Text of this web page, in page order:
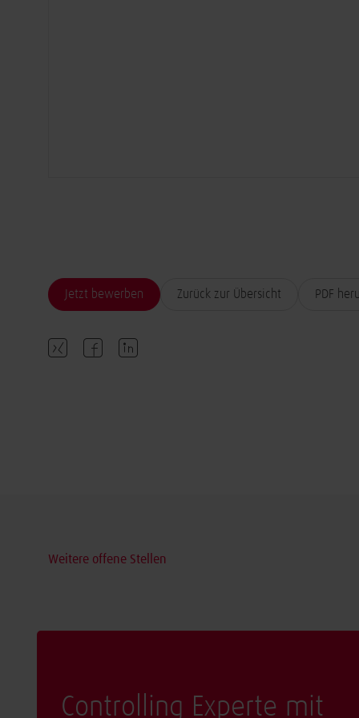
Jetzt bewerben Zurück zur Übersicht PDF
Weitere offene Stellen
Controlling Experte mit